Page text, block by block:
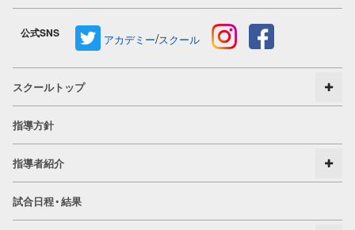
公式SNS アカデミー/スクール
スクールトップ
指導方針
指導者紹介
試合日程・結果